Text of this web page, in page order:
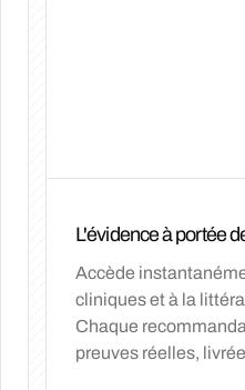
L'évidence à portée
Accède
cliniques et à la
Chaque
preuves réelles,